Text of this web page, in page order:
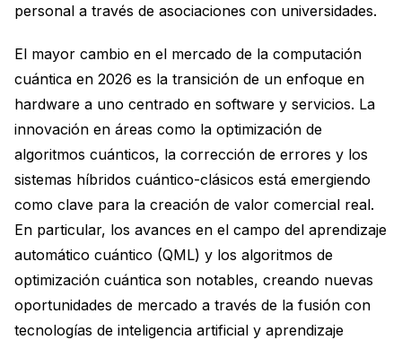
personal a través de asociaciones con universidades.
El mayor cambio en el mercado de la computación
cuántica en 2026 es la transición de un enfoque en
hardware a uno centrado en software y servicios. La
innovación en áreas como la optimización de
algoritmos cuánticos, la corrección de errores y los
sistemas híbridos cuántico-clásicos está emergiendo
como clave para la creación de valor comercial real.
En particular, los avances en el campo del aprendizaje
automático cuántico (QML) y los algoritmos de
optimización cuántica son notables, creando nuevas
oportunidades de mercado a través de la fusión con
tecnologías de inteligencia artificial y aprendizaje